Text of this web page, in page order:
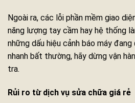
Ngoài ra, các lỗi phần mềm giao
năng lượng tay cầm hay hệ thống
những dấu hiệu cảnh báo máy
nhanh bất thường, hãy dừng vận
tra.
Rủi ro từ dịch vụ sửa chữa giá rẻ